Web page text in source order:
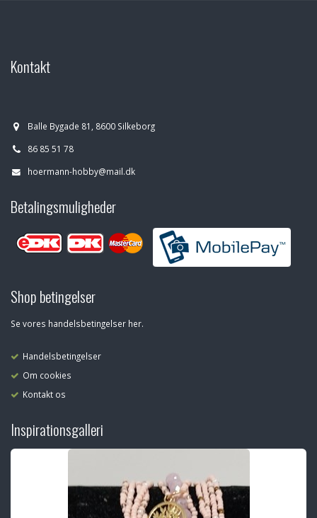
Kontakt
Balle Bygade 81, 8600 Silkeborg
86 85 51 78
hoermann-hobby@mail.dk
Betalingsmuligheder
Shop betingelser
Se vores handelsbetingelser her.
Handelsbetingelser
Om cookies
Kontakt os
Inspirationsgalleri